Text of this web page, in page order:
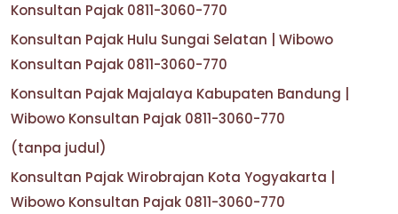
Konsultan Pajak 0811-3060-770
Konsultan Pajak Hulu Sungai Selatan | Wibowo
Konsultan Pajak 0811-3060-770
Konsultan Pajak Majalaya Kabupaten Bandung |
Wibowo Konsultan Pajak 0811-3060-770
(tanpa judul)
Konsultan Pajak Wirobrajan Kota Yogyakarta |
Wibowo Konsultan Pajak 0811-3060-770